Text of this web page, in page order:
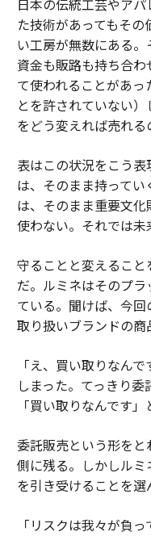
日本の伝統工芸やア
た技術があってもそ
い工房が無数にある
資金も販路も持ち合
て使われることがあ
とを許されていない
をどう変えれば売れる
表はこの状況をこう
は、そのまま持って
は、そのまま重要文化
使わない。それでは未
守ることと変えるこ
だ。ルミネはそのプ
ている。聞けば、今
取り扱いブランドの商
「え、買い取りなん
しまった。てっきり委
「買い取りなんです
委託販売という形を
側に残る。しかしル
を引き受けることを選
「リスクは我々が負